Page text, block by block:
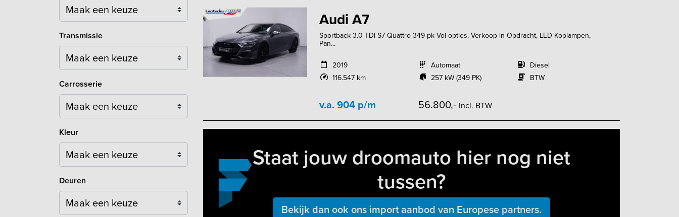
Maak een keuze
Transmissie
Carrosserie
Maak een keuze
Kleur
Maak een keuze
Deuren
Maak een keuze
Audi A7
Sportback 3.0 TDI S7 Quattro 349 pk Vol opties, Verkoop in Opdracht, LED Koplampen,
Pan...
2019
116.547 km
Automaat
257 kW (349 PK)
Diesel
BTW
v.a. 904 p/m 56.800,- Incl. BTW
Staat jouw droomauto hier nog niet
tussen?
Bekijk dan ook ons import aanbod van Europese partners.